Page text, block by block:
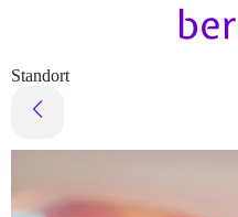
Standort